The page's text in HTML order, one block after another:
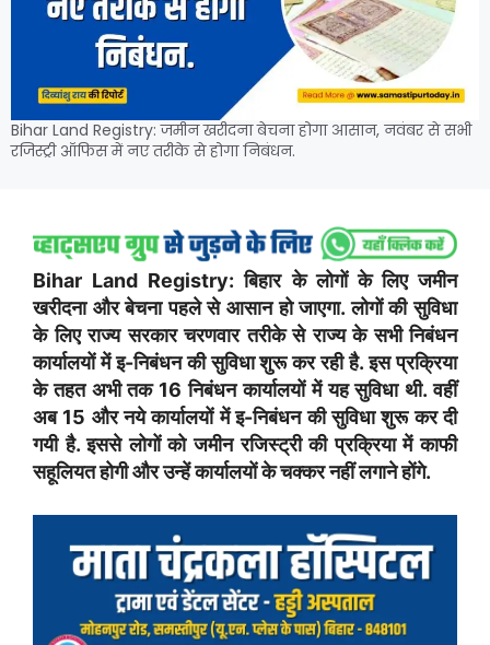
Bihar Land Registry: जमीन खरीदना बेचना होगा आसान, नवंबर से सभी
रजिस्ट्री ऑफिस में नए तरीके से होगा निबंधन.
Bihar Land Registry: बिहार के लोगों के लिए जमीन
खरीदना और बेचना पहले से आसान हो जाएगा. लोगों की सुविधा
के लिए राज्य सरकार चरणवार तरीके से राज्य के सभी निबंधन
कार्यालयों में इ-निबंधन की सुविधा शुरू कर रही है. इस प्रक्रिया
के तहत अभी तक 16 निबंधन कार्यालयों में यह सुविधा थी. वहीं
अब 15 और नये कार्यालयों में इ-निबंधन की सुविधा शुरू कर दी
गयी है. इससे लोगों को जमीन रजिस्ट्री की प्रक्रिया में काफी
सहूलियत होगी और उन्हें कार्यालयों के चक्कर नहीं लगाने होंगे.